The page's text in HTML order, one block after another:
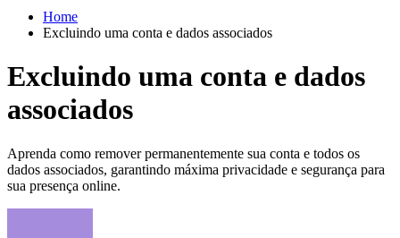
Home
Excluindo uma conta e dados associados
Excluindo uma conta e dados
associados
Aprenda como remover permanentemente sua conta e todos os
dados associados, garantindo máxima privacidade e segurança para
sua presença online.